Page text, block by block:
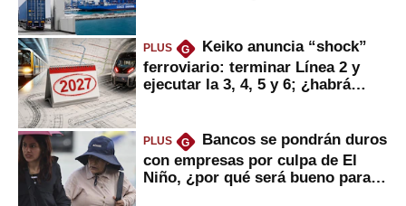
PLUS G
Keiko anuncia “shock”
ferroviario: terminar Línea 2 y
ejecutar la 3, 4, 5 y 6; ¿habrá
PLUS G
Bancos se pondrán duros
con empresas por culpa de El
Niño, ¿por qué será bueno para